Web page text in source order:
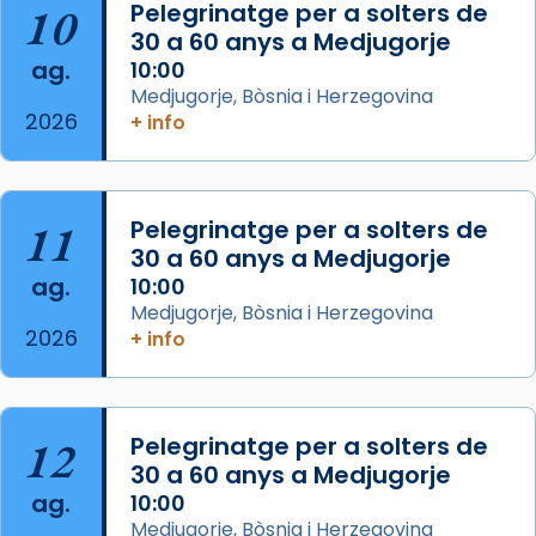
Mataró en reivindicarà les relíquies fins que
les aconseguirà el 1772. L’ofici que es canta
a la “Missa de les Santes” (“Missa de
Glòria”) fou composta el 1848 per Mn.
Manuel Blanch, amb aire d’òpera
italianitzant; s’interpreta per privilegi
pontifici, amb orquestra i cor, i té una
duració aproximada de tres hores. Després,
processó (recuperada el 1972) al voltant
del temple amb les relíquies de les santes.
Des de 1985 hi participa també un grup de
«Si vols saber què és calor, ves per les
Santes a Mataró»🥵.
Photo
10
ag.
2026
Pelegrinatge per a solters de
30 a 60 anys a Medjugorje
10:00
Medjugorje, Bòsnia i Herzegovina
+ info
11
ag.
2026
Pelegrinatge per a solters de
30 a 60 anys a Medjugorje
10:00
Medjugorje, Bòsnia i Herzegovina
+ info
12
ag.
Pelegrinatge per a solters de
30 a 60 anys a Medjugorje
10:00
Medjugorje, Bòsnia i Herzegovina